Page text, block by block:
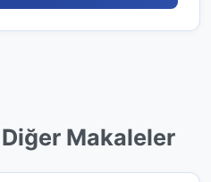
Diğer Makaleler